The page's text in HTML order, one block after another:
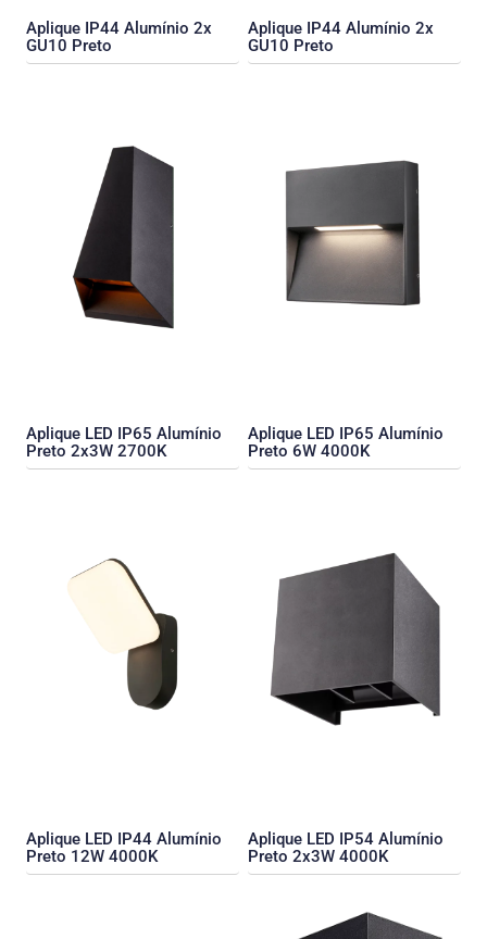
Aplique IP44 Alumínio 2x
GU10 Preto
Aplique IP44 Alumínio 2x
GU10 Preto
Aplique LED IP65 Alumínio
Preto 2x3W 2700K
Aplique LED IP65 Alumínio
Preto 6W 4000K
Aplique LED IP44 Alumínio
Preto 12W 4000K
Aplique LED IP54 Alumínio
Preto 2x3W 4000K